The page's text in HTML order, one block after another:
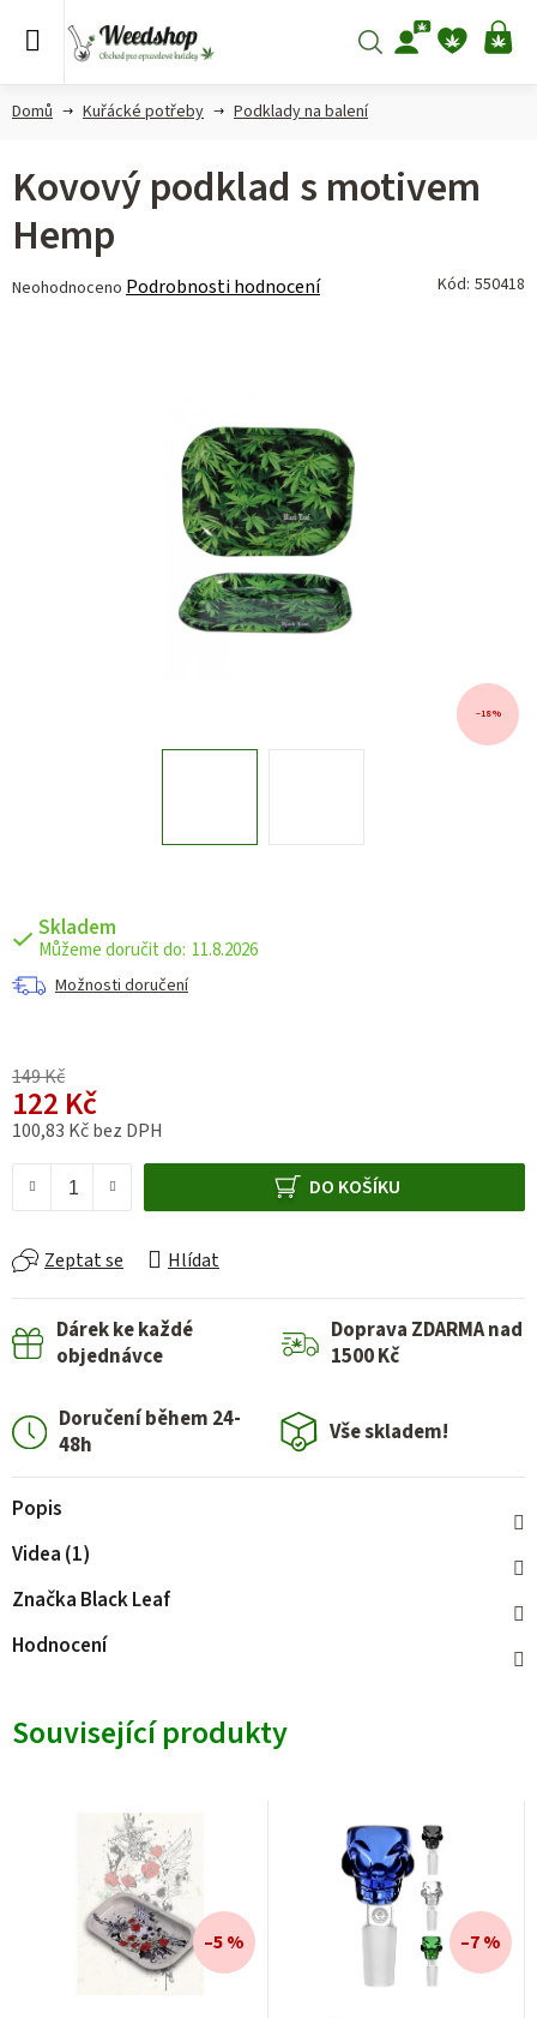
Hledat
Domů Kuřácké potřeby Podklady na balení
Skladem
11.8.2026
Možnosti doručení
149 Kč
122 Kč
100,83 Kč bez DPH
DO KOŠÍKU
Zeptat se Hlídat
Kovový podklad s motivem
Hemp
Průměrné
Neohodnoceno Podrobnosti hodnocení Kód: 550418
–18 %
Dárek ke každé
objednávce
Doprava ZDARMA nad
1500 Kč
Doručení během 24-
48h
Vše skladem!
Popis
Videa (1)
Značka Black Leaf
Hodnocení
Související produkty
–5 % –7 %